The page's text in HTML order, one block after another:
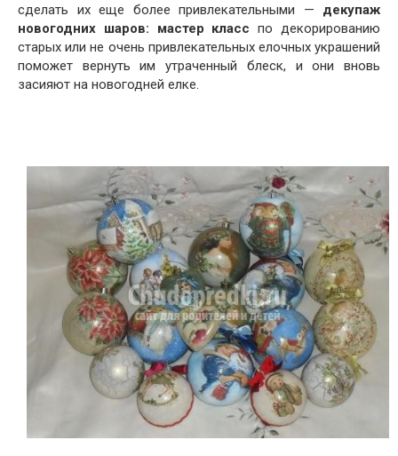
сделать их еще более привлекательными — декупаж
новогодних шаров: мастер класс по декорированию
старых или не очень привлекательных елочных украшений
поможет вернуть им утраченный блеск, и они вновь
засияют на новогодней елке.